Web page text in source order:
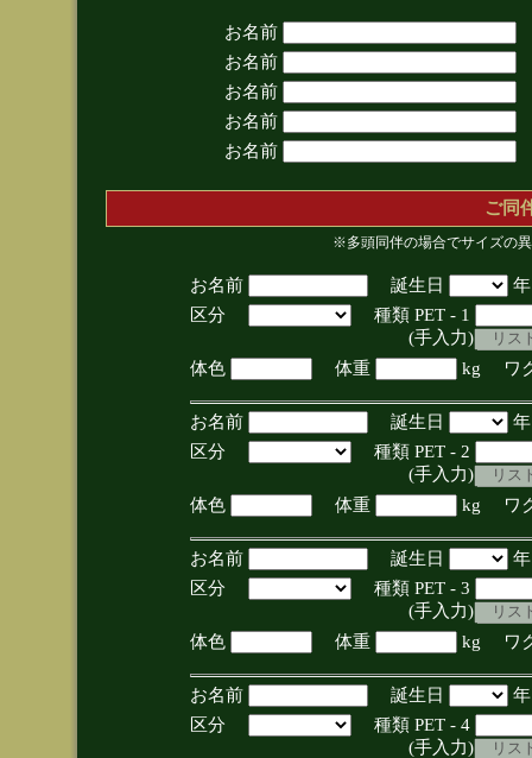
お名前
お名前
お名前
お名前
お名前
ご同
※多頭同伴の場合でサイズの
お名前 誕生日
区分
種類 PET - 1
(手入力)
体色
体重 kg ワ
お名前 誕生日
区分
種類 PET - 2
(手入力)
体色
体重 kg ワ
お名前 誕生日
区分
種類 PET - 3
(手入力)
体色
体重 kg ワ
お名前 誕生日
区分
種類 PET - 4
(手入力)